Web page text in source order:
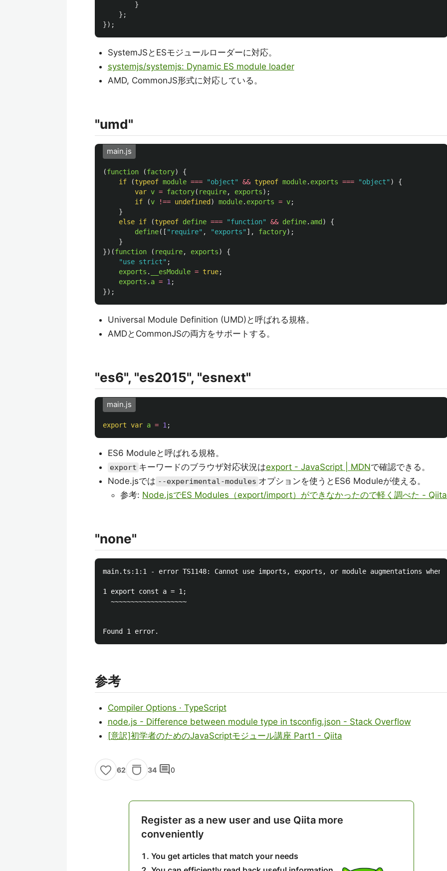
}
};
});
SystemJSとESモジュールローダーに対応。
systemjs/systemjs: Dynamic ES module loader
AMD, CommonJS形式に対応している。
"umd"
main.js
(function (factory)
{
if
(typeof module === "object" && typeof module. exports === "object" )
{
var v = factory( require, exports);
if
(v !== undefined ) module. exports = v;
}
else if (typeof define === "function" && define. amd )
{
define([ " require" , "exports" ], factory);
}
})(function ( require, exports)
{
"use strict" ;
exports . __esModule = true;
exports . a = 1 ;
});
Universal Module Definition (UMD)と呼ばれる規格。
AMDとCommonJSの両方をサポートする。
"es6", "es2015", "esnext"
main.js
export var a = 1 ;
ES6 Moduleと呼ばれる規格。
export キーワードのブラウザ対応状況はexport - JavaScript | MDNで確認できる。
Node.jsでは --experimental-modules オプションを使うとES6 Moduleが使える。
参考: Node.jsでES Modules（export/import）ができなかったので軽く調べた - Qiita
"none"
main.ts:1:1 - error TS1148: Cannot use imports, exports, or module augmentations
1 export const a = 1;
  ~~~~~~~~~~~~~~~~~~~
参考
Compiler Options · TypeScript
node.js - Difference between module type in tsconfig.json - Stack Overflow
[意訳]初学者のためのJavaScriptモジュール講座 Part1 - Qiita
62 34 comment0
Register as a new user and use Qiita more
conveniently
You get articles that match your needs